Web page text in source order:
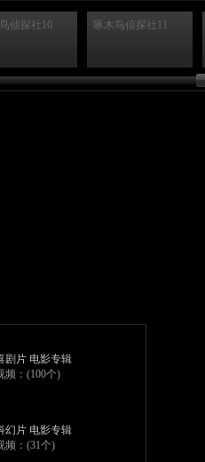
侦探社10 啄木鸟侦探社11
剧片 电影专辑
频：(100个)
幻片 电影专辑
频：(31个)